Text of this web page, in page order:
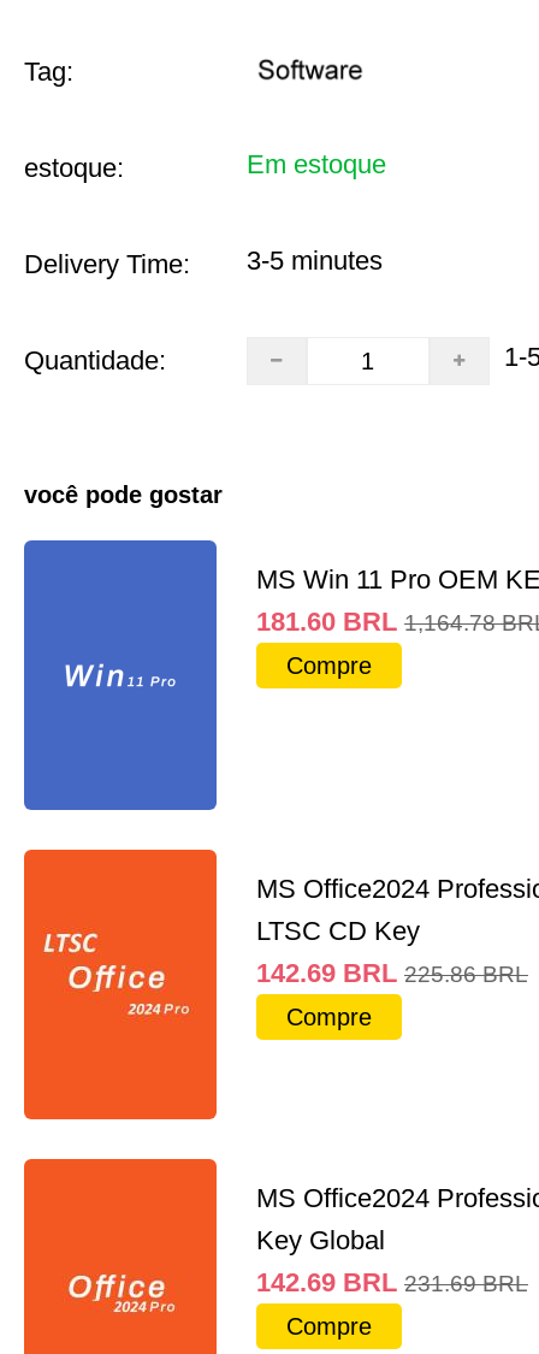
Tag:
estoque: Em estoque
Delivery Time: 3-5 minutes
Quantidade: 1-
você pode gostar
MS Win 11 Pro OEM
181.60 BRL 1,164.78
Compre
MS Office2024
LTSC CD Key
142.69 BRL 225.86 BRL
Compre
MS Office2024
Key Global
142.69 BRL 231.69 BRL
Compre